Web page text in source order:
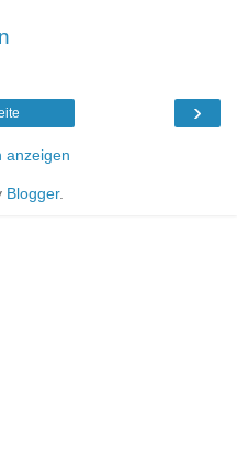
›
anzeigen
Blogger.